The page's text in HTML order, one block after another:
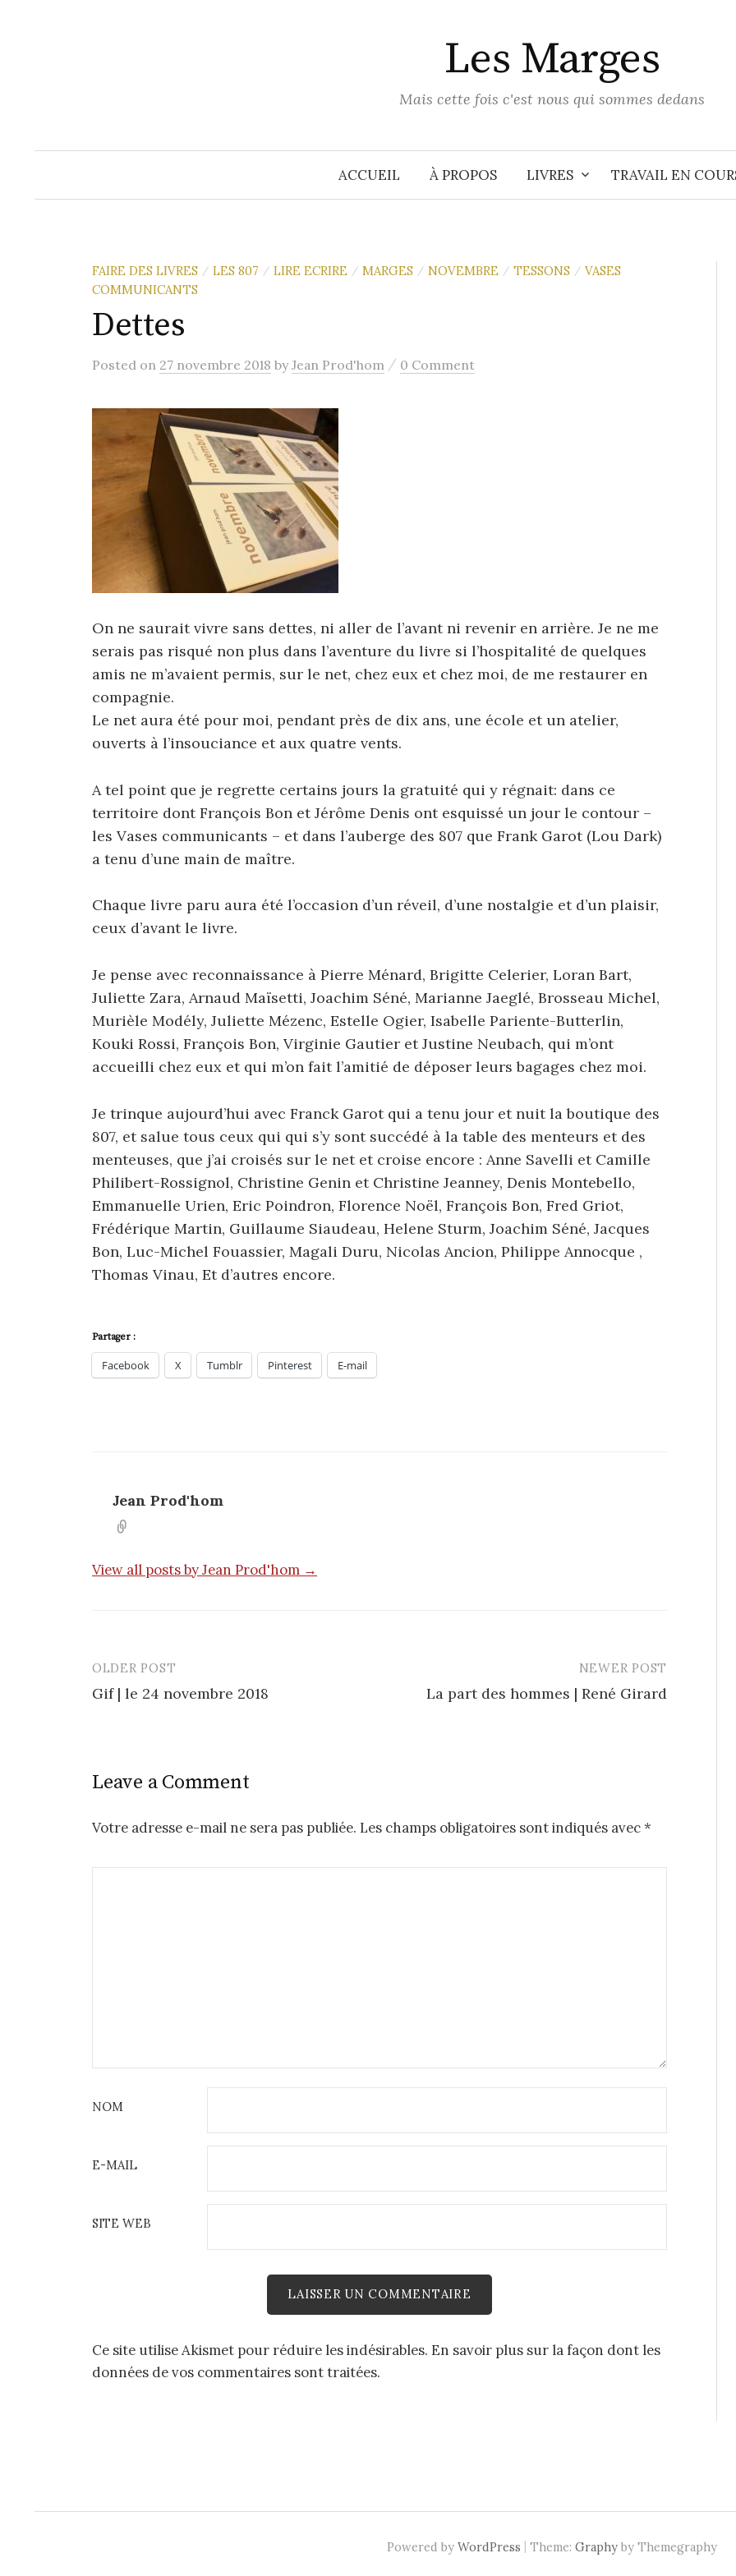
Les Marges
Mais cette fois c'est nous qui sommes dedans
ACCUEIL À PROPOS LIVRES TRAVAIL EN
FAIRE DES LIVRES / LES 807 / LIRE ECRIRE / MARGES / NOVEMBRE / TESSONS / VASES
COMMUNICANTS
Dettes
Posted on 27 novembre 2018 byJean Prod'hom / 0 Comment
On ne saurait vivre sans dettes, ni aller de l’avant ni revenir en arrière. Je ne me
serais pas risqué non plus dans l’aventure du livre si l’hospitalité de quelques
amis ne m’avaient permis, sur le net, chez eux et chez moi, de me restaurer en
compagnie.
Le net aura été pour moi, pendant près de dix ans, une école et un atelier,
ouverts à l’insouciance et aux quatre vents.
A tel point que je regrette certains jours la gratuité qui y régnait: dans ce
territoire dont François Bon et Jérôme Denis ont esquissé un jour le contour –
les Vases communicants – et dans l’auberge des 807 que Frank Garot (Lou Dark)
a tenu d’une main de maître.
Chaque livre paru aura été l’occasion d’un réveil, d’une nostalgie et d’un plaisir,
ceux d’avant le livre.
Je pense avec reconnaissance à Pierre Ménard, Brigitte Celerier, Loran Bart,
Juliette Zara, Arnaud Maïsetti, Joachim Séné, Marianne Jaeglé, Brosseau Michel,
Murièle Modély, Juliette Mézenc, Estelle Ogier, Isabelle Pariente-Butterlin,
Kouki Rossi, François Bon, Virginie Gautier et Justine Neubach, qui m’ont
accueilli chez eux et qui m’on fait l’amitié de déposer leurs bagages chez moi.
Je trinque aujourd’hui avec Franck Garot qui a tenu jour et nuit la boutique des
807, et salue tous ceux qui qui s’y sont succédé à la table des menteurs et des
menteuses, que j’ai croisés sur le net et croise encore : Anne Savelli et Camille
Philibert-Rossignol, Christine Genin et Christine Jeanney, Denis Montebello,
Emmanuelle Urien, Eric Poindron, Florence Noël, François Bon, Fred Griot,
Frédérique Martin, Guillaume Siaudeau, Helene Sturm, Joachim Séné, Jacques
Bon, Luc-Michel Fouassier, Magali Duru, Nicolas Ancion, Philippe Annocque ,
Thomas Vinau, Et d’autres encore.
Partager :
Facebook X Tumblr Pinterest E-mail
Jean Prod'hom
View all posts by Jean Prod'hom →
Post
navigation
OLDER POST
Gif | le 24 novembre 2018
NEWER POST
La part des hommes | René Girard
Leave a Comment
Votre adresse e-mail ne sera pas publiée. Les champs obligatoires sont indiqués avec*
NOM
E-MAIL
SITE WEB
Ce site utilise Akismet pour réduire les indésirables. En savoir plus sur la façon dont les
données de vos commentaires sont traitées.
Powered by WordPress | Theme: Graphy by Themegraphy